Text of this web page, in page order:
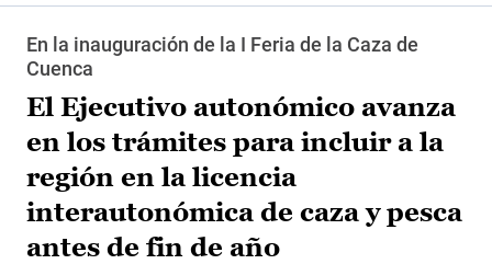
En la inauguración de la I Feria de la Caza de
Cuenca
El Ejecutivo autonómico avanza
en los trámites para incluir a la
región en la licencia
interautonómica de caza y pesca
antes de fin de año